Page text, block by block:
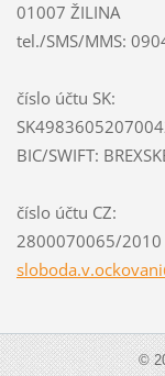
01007 ŽILINA
tel./SMS/MMS:
číslo účtu SK:
BIC/SWIFT:
číslo účtu CZ:
2800070065/2010
sloboda.v.ockova
©